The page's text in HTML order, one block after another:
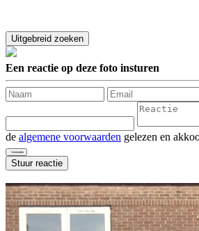
Een reactie op deze foto insturen
de algemene voorwaarden gelezen en